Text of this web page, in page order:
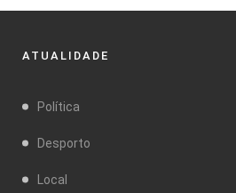
ATUALIDADE
Política
Desporto
Local